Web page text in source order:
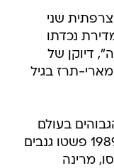
שני
נכדתו
דיוקן של
תרז בגיל
בעולם
האמנות, והן יעד קבוע לגניבות. ב-1989 פשטו גנבים
מרינה